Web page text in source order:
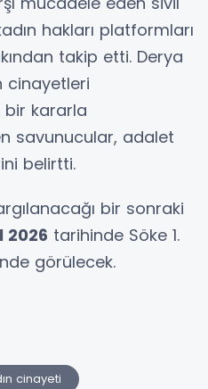
hakları platformları
takip etti. Derya
cinayetleri
kararla
savunucular, adalet
belirtti.
bir sonraki
2026 tarihinde Söke 1.
görülecek.
cinayeti